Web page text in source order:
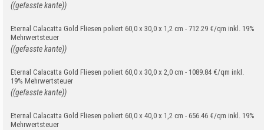
((gefasste kante))
Eternal Calacatta Gold Fliesen poliert 60,0 x 30,0 x 1,2 cm - 712.29 €/qm inkl. 19%
Mehrwertsteuer
((gefasste kante))
Eternal Calacatta Gold Fliesen poliert 60,0 x 30,0 x 2,0 cm - 1089.84 €/qm inkl.
19% Mehrwertsteuer
((gefasste kante))
Eternal Calacatta Gold Fliesen poliert 60,0 x 40,0 x 1,2 cm - 656.46 €/qm inkl. 19%
Mehrwertsteuer